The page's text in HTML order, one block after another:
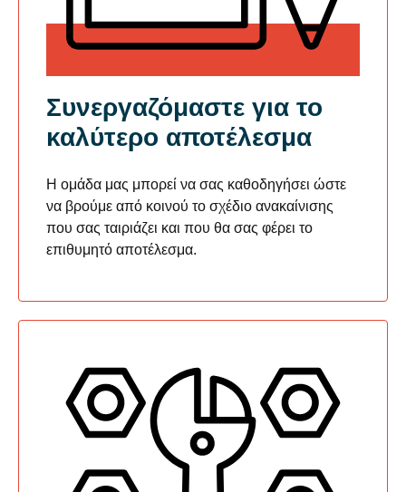
Συνεργαζόμαστε για το
καλύτερο αποτέλεσμα
Η ομάδα μας μπορεί να σας καθοδηγήσει ώστε
να βρούμε από κοινού το σχέδιο ανακαίνισης
που σας ταιριάζει και που θα σας φέρει το
επιθυμητό αποτέλεσμα.